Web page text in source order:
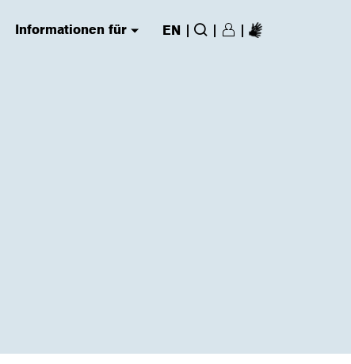
Informationen für
(has submenu) EN | Suche
| Login/Register
|